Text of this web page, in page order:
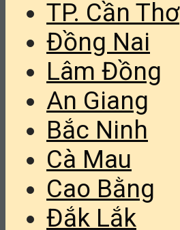
TP. Cần Thơ
Đồng Nai
Lâm Đồng
An Giang
Bắc Ninh
Cà Mau
Cao Bằng
Đắk Lắk